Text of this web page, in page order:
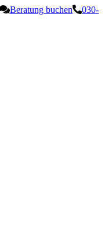
Beratung buchen
030-